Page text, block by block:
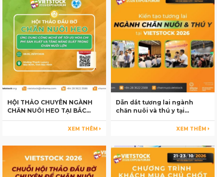
HỘI THẢO CHUYÊN NGÀNH
CHĂN NUÔI HEO TẠI BẮC
XEM THÊM
Dẫn dắt tương lai ngành
chăn nuôi và thú y tại
XEM THÊM